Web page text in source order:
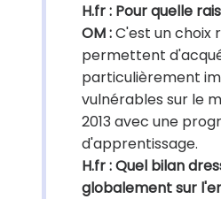
H.fr : Pour quelle
OM :C'est un choix
permettent
particulièrement
vulnérables sur le
2013 avec une
d'apprentissage.
H.fr : Quel bilan
globalement sur